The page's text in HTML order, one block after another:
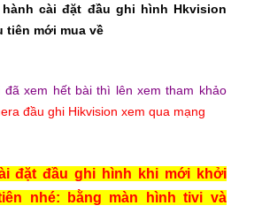
cài đặt đầu ghi hình Hkvision
tiên mới mua về
đã xem hết bài thì lên xem tham khảo
đầu ghi Hikvision xem qua mạng
đặt đầu ghi hình khi mới khởi
nhé: bằng màn hình tivi và